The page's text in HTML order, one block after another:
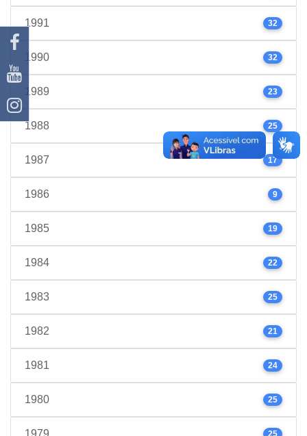
1991 32
1990 32
1989 23
1988 25
1987 17
1986 9
1985 19
1984 22
1983 25
1982 21
1981 24
1980 25
1979 25